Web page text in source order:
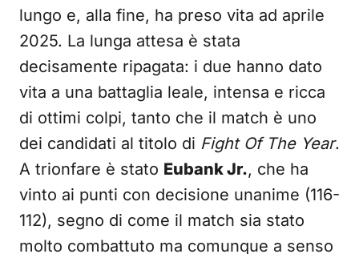
lungo e, alla fine, ha preso vita ad aprile
2025. La lunga attesa è stata
decisamente ripagata: i due hanno dato
vita a una battaglia leale, intensa e ricca
di ottimi colpi, tanto che il match è uno
dei candidati al titolo di Fight Of The Year.
A trionfare è stato Eubank Jr., che ha
vinto ai punti con decisione unanime (116-
112), segno di come il match sia stato
molto combattuto ma comunque a senso